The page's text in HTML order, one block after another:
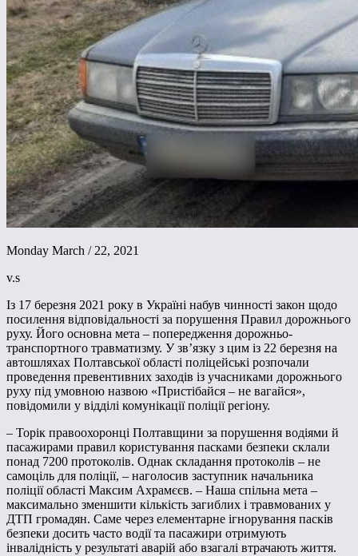
Monday March / 22, 2021
v.s
Із 17 березня 2021 року в Україні набув чинності закон щодо
посилення відповідальності за порушення Правил дорожнього
руху. Його основна мета – попередження дорожньо-
транспортного травматизму. У зв’язку з цим із 22 березня на
автошляхах Полтавської області поліцейські розпочали
проведення превентивних заходів із учасниками дорожнього
руху під умовною назвою «Пристібайся – не вагайся»,
повідомили у відділі комунікації поліції регіону.
– Торік правоохоронці Полтавщини за порушення водіями й
пасажирами правил користування пасками безпеки склали
понад 7200 протоколів. Однак складання протоколів – не
самоціль для поліції, – наголосив заступник начальника
поліції області Максим Ахрамєєв. – Наша спільна мета –
максимально зменшити кількість загиблих і травмованих у
ДТП громадян. Саме через елементарне ігнорування пасків
безпеки досить часто водії та пасажири отримують
інвалідність у результаті аварій або взагалі втрачають життя.